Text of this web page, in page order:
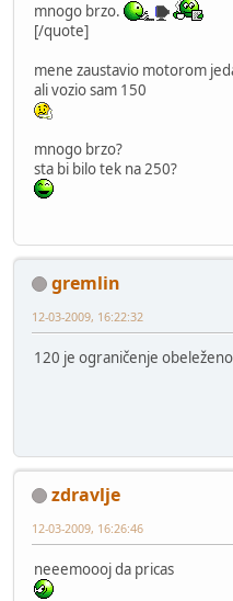
mnogo brzo.
[/quote]
mene zaustavio motorom
ali vozio sam 150
mnogo brzo?
sta bi bilo tek na 250?
gremlin
12-03-2009, 16:22:32
120 je ograničenje
zdravlje
12-03-2009, 16:26:46
neeemoooj da pricas